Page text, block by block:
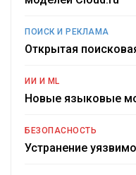
ПОИСК И РЕКЛАМА
Открытая
ИИ И ML
Новые языковые
БЕЗОПАСНОСТЬ
Устранение